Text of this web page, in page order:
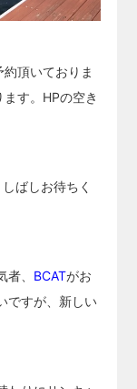
頂いておりま
す。HPの空き
ばしお待ちく
、 BCATがお
ですが、新しい